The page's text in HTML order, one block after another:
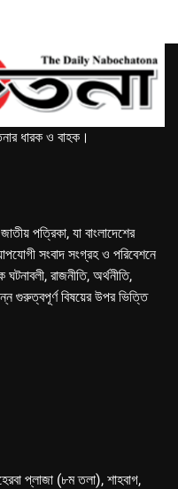
ধারক ও বাহক।
পত্রিকা, যা বাংলাদেশের
সংবাদ সংগ্রহ ও পরিবেশনে
রাজনীতি, অর্থনীতি,
গুরুত্বপূর্ণ বিষয়ের উপর ভিত্তি
প্লাজা (৮ম তলা), শাহবাগ,